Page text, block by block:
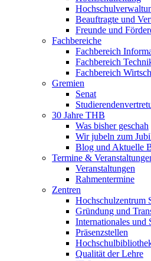
Beauftragte und
Freunde und
Fachbereiche
Fachbereich
Fachbereich
Fachbereich
Gremien
Senat
30 Jahre THB
Was bisher geschah
Wir jubeln zum
Blog und Aktuelle
Termine &
Veranstaltungen
Rahmentermine
Zentren
Hochschulzentrum
Gründung und
Internationales und
Präsenzstellen
Qualität der Lehre